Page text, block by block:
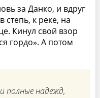
за Данко, и вдруг
к реке, на
Кинул свой взор
гордо». А потом
полные надежд,